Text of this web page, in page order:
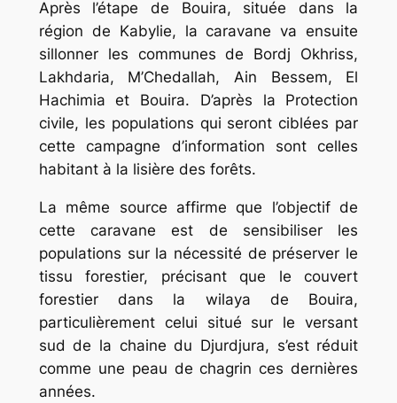
Après l’étape de Bouira, située dans la
région de Kabylie, la caravane va ensuite
sillonner les communes de Bordj Okhriss,
Lakhdaria, M’Chedallah, Ain Bessem, El
Hachimia et Bouira. D’après la Protection
civile, les populations qui seront ciblées par
cette campagne d’information sont celles
habitant à la lisière des forêts.
La même source affirme que l’objectif de
cette caravane est de sensibiliser les
populations sur la nécessité de préserver le
tissu forestier, précisant que le couvert
forestier dans la wilaya de Bouira,
particulièrement celui situé sur le versant
sud de la chaine du Djurdjura, s’est réduit
comme une peau de chagrin ces dernières
années.